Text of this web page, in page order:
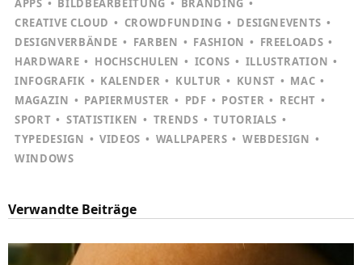
APPS BILDBEARBEITUNG
BRANDING
CREATIVE CLOUD
CROWDFUNDING
DESIGNEVENTS
DESIGNVERBÄNDE
FARBEN FASHION
FREELOADS
HARDWARE
HOCHSCHULEN ICONS
ILLUSTRATION
INFOGRAFIK
KALENDER KULTUR KUNST
MAC
MAGAZIN
PAPIERMUSTER PDF POSTER
RECHT
SPORT
STATISTIKEN TRENDS
TUTORIALS
TYPEDESIGN
VIDEOS WALLPAPERS
WEBDESIGN
WINDOWS
Verwandte Beiträge